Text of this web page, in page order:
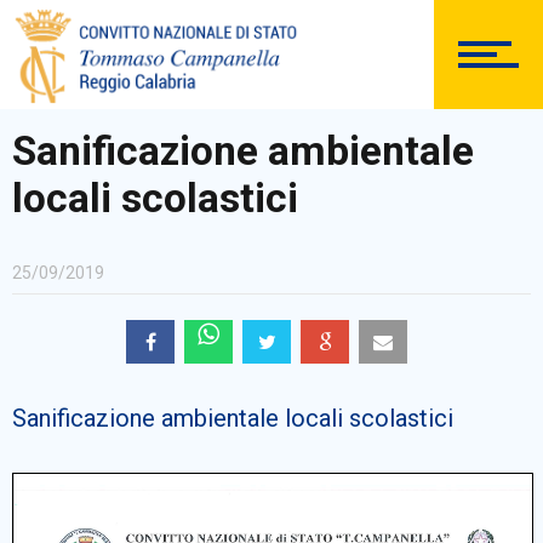
DOCUMENTAZIONE
Comunicazioni Esterne
BACHECA SINDACALE
Sanificazione ambientale
locali scolastici
25/09/2019
Sanificazione ambientale locali scolastici